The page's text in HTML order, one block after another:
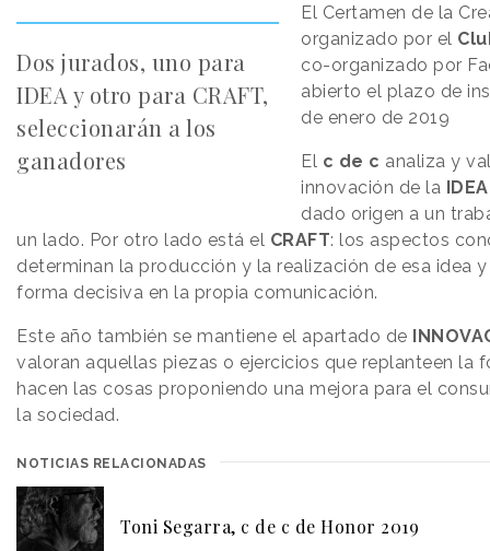
Dos jurados, uno para
IDEA y otro para CRAFT,
seleccionarán a los
ganadores
El Certamen de la
organizado por el
co-organizado por
abierto el plazo de
de enero de 2019
El c de c analiza y
innovación de la IDEA
dado origen a un
un lado. Por otro lado está el CRAFT: los aspectos
determinan la producción y la realización de esa idea
forma decisiva en la propia comunicación.
Este año también se mantiene el apartado de
valoran aquellas piezas o ejercicios que replanteen la
hacen las cosas proponiendo una mejora para el
la sociedad.
NOTICIAS RELACIONADAS
Toni Segarra, c de c de Honor 2019